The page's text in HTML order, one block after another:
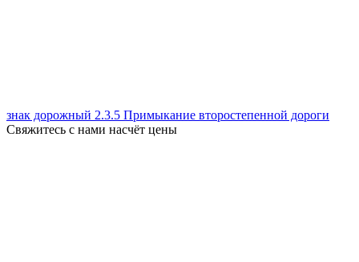
знак дорожный 2.3.5 Примыкание второстепенной дороги
Свяжитесь с нами насчёт цены